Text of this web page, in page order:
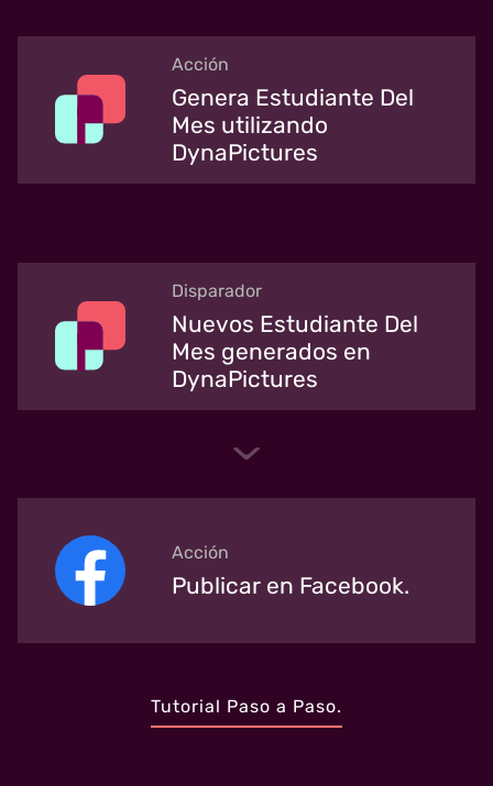
Acción
Genera Estudiante Del
Mes utilizando
DynaPictures
Disparador
Nuevos Estudiante Del
Mes generados en
DynaPictures
Acción
Publicar en Facebook.
Tutorial Paso a Paso.